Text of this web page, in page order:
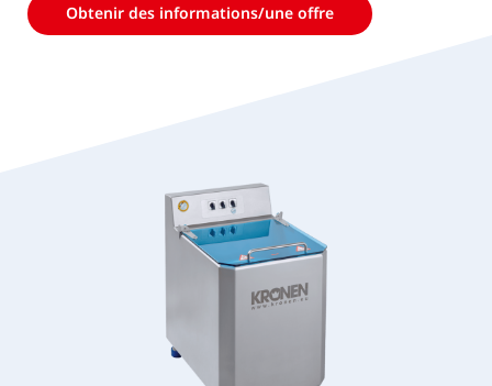
Obtenir des informations/une offre